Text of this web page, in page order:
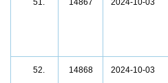
52. 14868 2024-10-03